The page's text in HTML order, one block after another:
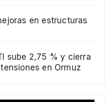
en estructuras
sube 2,75 % y cierra
en Ormuz